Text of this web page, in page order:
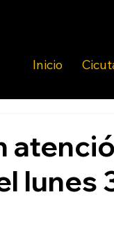
Inicio
lunes